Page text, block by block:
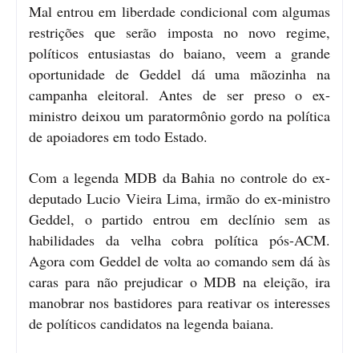
Mal entrou em liberdade condicional com algumas
restrições que serão imposta no novo regime,
políticos entusiastas do baiano, veem a grande
oportunidade de Geddel dá uma mãozinha na
campanha eleitoral. Antes de ser preso o ex-
ministro deixou um paratormônio gordo na política
de apoiadores em todo Estado.
Com a legenda MDB da Bahia no controle do ex-
deputado Lucio Vieira Lima, irmão do ex-ministro
Geddel, o partido entrou em declínio sem as
habilidades da velha cobra política pós-ACM.
Agora com Geddel de volta ao comando sem dá às
caras para não prejudicar o MDB na eleição, ira
manobrar nos bastidores para reativar os interesses
de políticos candidatos na legenda baiana.